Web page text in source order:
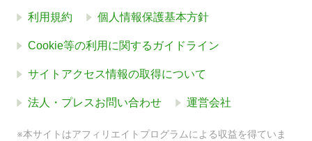
利用規約 個人情報保護基本方針
Cookie等の利用に関するガイドライン
サイトアクセス情報の取得について
法人・プレスお問い合わせ 運営会社
※本サイトはアフィリエイトプログラムによる収益を得ていま